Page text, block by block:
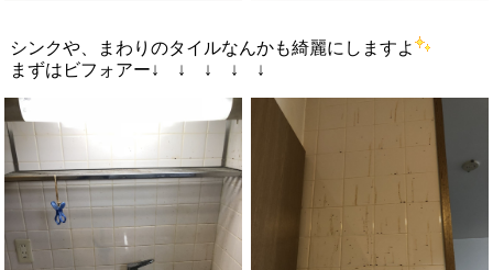
シンクや、まわりのタイルなんかも綺麗にしますよ
まずはビフォアー↓ ↓ ↓ ↓ ↓